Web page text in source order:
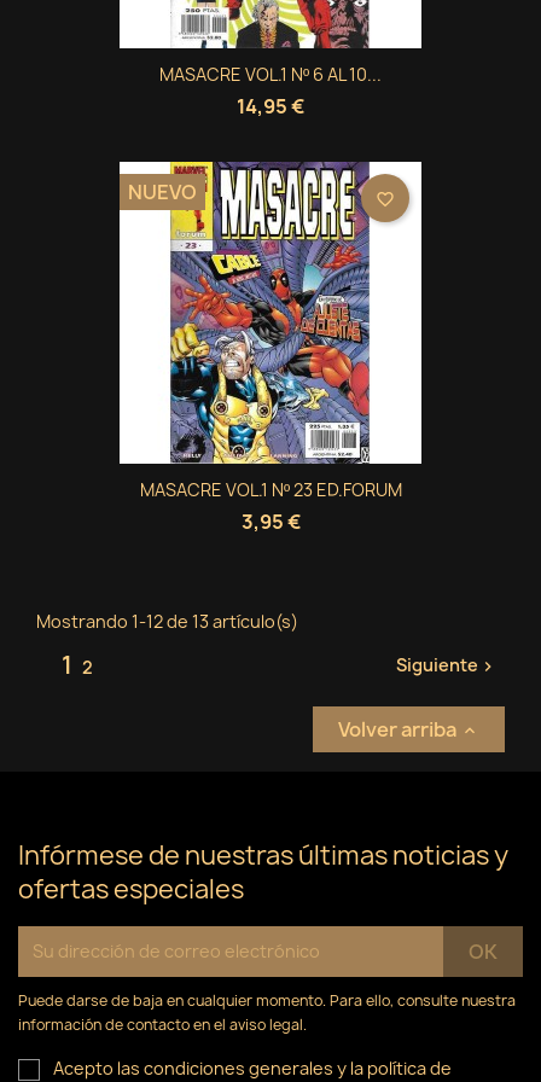
MASACRE VOL.1 Nº 6 AL 10...
14,95 €
MASACRE VOL.1 Nº 23 ED.FORUM
3,95 €
NUEVO favorite_border
Mostrando 1-12 de 13 artículo(s)
1 2 Siguiente 
Volver arriba 
Infórmese de nuestras últimas noticias y
ofertas especiales
Puede darse de baja en cualquier momento. Para ello, consulte nuestra
información de contacto en el aviso legal.
Acepto las condiciones generales y la política de